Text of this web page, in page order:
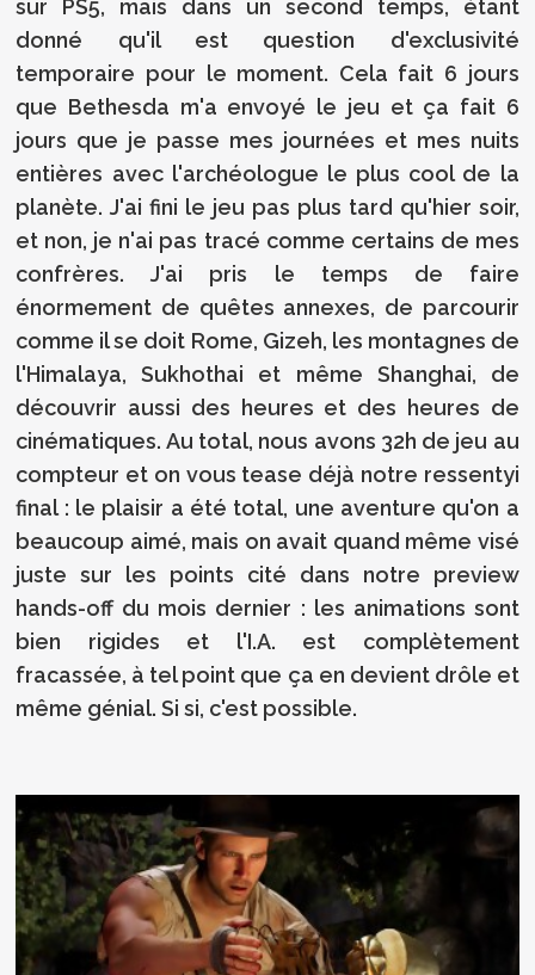
sur PS5, mais dans un second temps, étant
donné qu'il est question d'exclusivité
temporaire pour le moment. Cela fait 6 jours
que Bethesda m'a envoyé le jeu et ça fait 6
jours que je passe mes journées et mes nuits
entières avec l'archéologue le plus cool de la
planète. J'ai fini le jeu pas plus tard qu'hier soir,
et non, je n'ai pas tracé comme certains de mes
confrères. J'ai pris le temps de faire
énormement de quêtes annexes, de parcourir
comme il se doit Rome, Gizeh, les montagnes de
l'Himalaya, Sukhothai et même Shanghai, de
découvrir aussi des heures et des heures de
cinématiques. Au total, nous avons 32h de jeu au
compteur et on vous tease déjà notre ressentyi
final : le plaisir a été total, une aventure qu'on a
beaucoup aimé, mais on avait quand même visé
juste sur les points cité dans notre preview
hands-off du mois dernier : les animations sont
bien rigides et l'I.A. est complètement
fracassée, à tel point que ça en devient drôle et
même génial. Si si, c'est possible.